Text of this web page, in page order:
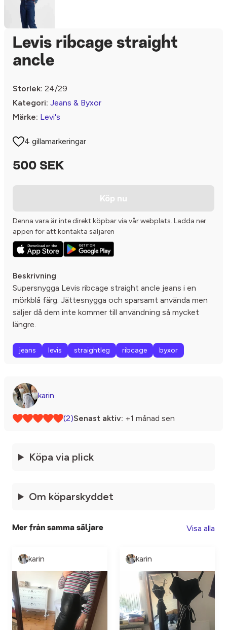
Levis ribcage straight
ancle
Storlek: 24/29
Kategori: Jeans & Byxor
Märke: Levi's
4 gillamarkeringar
500 SEK
Köp nu
Denna vara är inte direkt köpbar via vår webplats. Ladda ner
appen för att kontakta säljaren
Beskrivning
Supersnygga Levis ribcage straight ancle jeans i en
mörkblå färg. Jättesnygga och sparsamt använda men
säljer då dem inte kommer till användning så mycket
längre.
jeans levis straightleg ribcage byxor
karin
(2)Senast aktiv: +1 månad sen
Köpa via plick
Om köparskyddet
Mer från samma säljare Visa alla
karin karin